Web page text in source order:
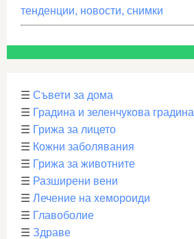
тенденции, новости, снимки
☰ Съвети за дома
☰ Градина и зеленчукова градина
☰ Грижа за лицето
☰ Кожни заболявания
☰ Грижа за животните
☰ Разширени вени
☰ Лечение на хемороиди
☰ Главоболие
☰ Здраве